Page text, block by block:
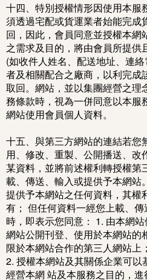
十四、特別授權情形因使用本服
須透過宅配或貨運業者始能完成
回，因此，會員同意並授權本網
之需求及目的，將由會員所提供
(如收件人姓名、配送地址、連
者及相關配合之廠商，以利完成
取回。網站，並以集團經營之理
務條款時，視為一併同意以本服
網站使用會員個人資料。
十五、與第三方網站的連結若您
用、修改、重製、公開播送、改
某資料，並將前述權利轉授權第
載、傳送、輸入或提供予本網站
提供予本網站之任何資料，其權
有； 但任何資料一經您上載、
時，即表示您同意： 1. 由本網
網站公開刊登、使用於本網站的
限於本網站合作的第三人網站上；
2. 授權本網站及其關係企業可
經營本網 站及本服務之目的，